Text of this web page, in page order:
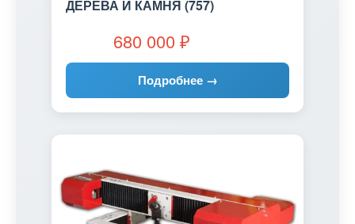
ДЕРЕВА И КАМНЯ (757)
680 000 ₽
Подробнее →